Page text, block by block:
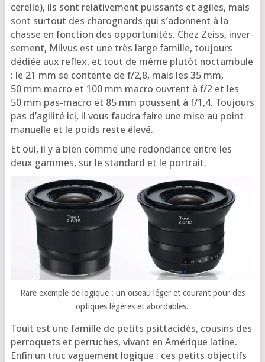
ce­relle), ils sont rela­ti­ve­ment puis­sants et agiles, mais
sont sur­tout des cha­ro­gnards qui s’a­donnent à la
chasse en fonc­tion des oppor­tu­ni­tés. Chez Zeiss, inver­
se­ment, Mil­vus est une très large famille, tou­jours
dédiée aux reflex, et tout de même plu­tôt noc­tam­bule
: le 21 mm se contente de f/2,8, mais les 35 mm,
50 mm macro et 100 mm macro ouvrent à f/2 et les
50 mm pas-macro et 85 mm poussent à f/1,4. Tou­jours
pas d’a­gi­li­té ici, il vous fau­dra faire une mise au point
manuelle et le poids reste élevé.
Et oui, il y a bien comme une redon­dance entre les
deux gammes, sur le stan­dard et le portrait.
Rare exemple de logique : un oiseau léger et cou­rant pour des
optiques légères et abordables.
Touit est une famille de petits psit­ta­ci­dés, cou­sins des
per­ro­quets et per­ruches, vivant en Amé­rique latine.
Enfin un truc vague­ment logique : ces petits objec­tifs